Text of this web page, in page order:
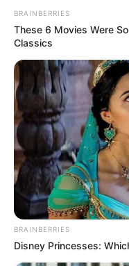
Ένα μυστήριο
λύσουν αλλά η
αφού παραμένει
Ένα σοβαρό
ζώνη του λιμανιού
διάρκεια ελέγχων
BRAINBERRIES
These 6 Movies Were
Classics
BRAINBERRIES
Disney Princesses: